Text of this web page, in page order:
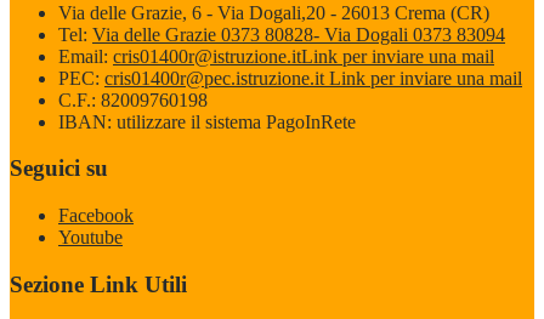
Via delle Grazie, 6 - Via Dogali,20 - 26013 Crema (CR)
Tel: Via delle Grazie 0373 80828- Via Dogali 0373 83094
Email: cris01400r@istruzione.itLink per inviare una mail
PEC: cris01400r@pec.istruzione.it Link per inviare una mail
C.F.: 82009760198
IBAN: utilizzare il sistema PagoInRete
Seguici su
Facebook
Youtube
Sezione Link Utili